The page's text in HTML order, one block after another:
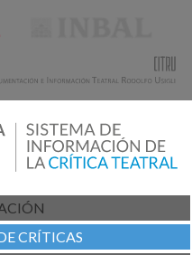
CRÍTICAS